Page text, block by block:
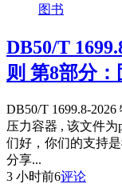
图书
DB50/T
则 第8部分
DB50/T 1699.8-
压力容器 , 该文件
们好，你们的支持
分享...
3 小时前6评论